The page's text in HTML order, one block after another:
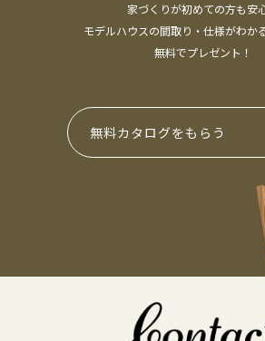
家づくりが初めての方も安
モデルハウスの間取り・仕様がわか
無料でプレゼント！
無料カタログをもらう